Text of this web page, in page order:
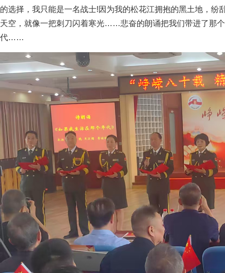
的选择，我只能是一名战士!因为我的松花江拥抱的黑土地，
天空，就像一把刺刀闪着寒光……悲奋的朗诵把我们带进了那
代……